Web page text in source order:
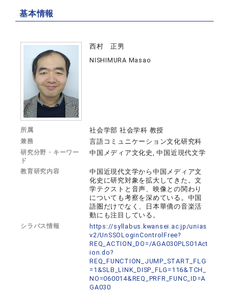
基本情報
西村 正男
NISHIMURA Masao
所属 社会学部 社会学科 教授
兼務 言語コミュニケーション文化研究科
研究分野・キーワー
ド
中国メディア文化史, 中国近現代文学
教育研究内容
中国近現代文学から中国メディア文
化史に研究対象を拡大してきた。文
学テクストと音声、映像との関わり
についても考察を深めている。中国
語圏だけでなく、日本華僑の音楽活
動にも注目している。
シラバス情報
https://syllabus.kwansei.ac.jp/unias
v2/UnSSOLoginControlFree?
REQ_ACTION_DO=/AGA030PLS01Act
ion.do?
REQ_FUNCTION_JUMP_START_FLG
=1&SLB_LINK_DISP_FLG=116&TCH_
NO=060014&REQ_PRFR_FUNC_ID=A
GA030